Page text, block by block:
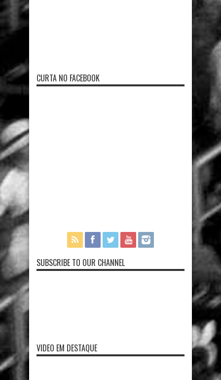
CURTA NO FACEBOOK
SUBSCRIBE TO OUR CHANNEL
VIDEO EM DESTAQUE